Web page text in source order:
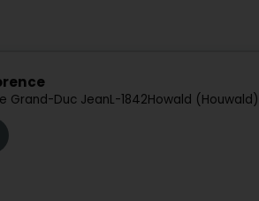
Grand-Duc JeanL-1842Howald (Houwald)